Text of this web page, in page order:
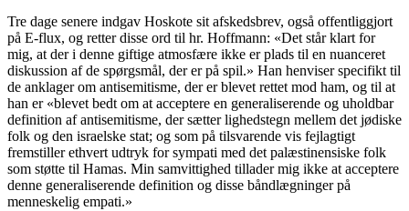
Tre dage senere indgav Hoskote sit afskedsbrev, også offentliggjort
på E-flux, og retter disse ord til hr. Hoffmann: «Det står klart for
mig, at der i denne giftige atmosfære ikke er plads til en nuanceret
diskussion af de spørgsmål, der er på spil.» Han henviser specifikt til
de anklager om antisemitisme, der er blevet rettet mod ham, og til at
han er «blevet bedt om at acceptere en generaliserende og uholdbar
definition af antisemitisme, der sætter lighedstegn mellem det jødiske
folk og den israelske stat; og som på tilsvarende vis fejlagtigt
fremstiller ethvert udtryk for sympati med det palæstinensiske folk
som støtte til Hamas. Min samvittighed tillader mig ikke at acceptere
denne generaliserende definition og disse båndlægninger på
menneskelig empati.»